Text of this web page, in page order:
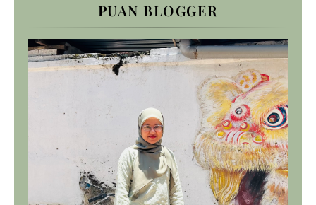
PUAN BLOGGER